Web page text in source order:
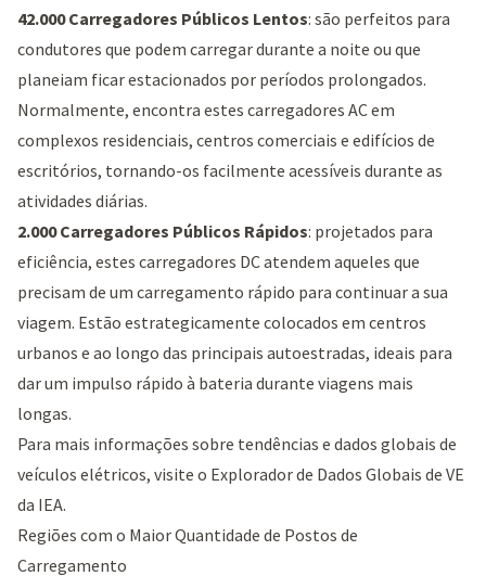
42.000 Carregadores Públicos Lentos: são perfeitos para
condutores que podem carregar durante a noite ou que
planeiam ficar estacionados por períodos prolongados.
Normalmente, encontra estes carregadores AC em
complexos residenciais, centros comerciais e edifícios de
escritórios, tornando-os facilmente acessíveis durante as
atividades diárias.
2.000 Carregadores Públicos Rápidos: projetados para
eficiência, estes carregadores DC atendem aqueles que
precisam de um carregamento rápido para continuar a sua
viagem. Estão estrategicamente colocados em centros
urbanos e ao longo das principais autoestradas, ideais para
dar um impulso rápido à bateria durante viagens mais
longas.
Para mais informações sobre tendências e dados globais de
veículos elétricos, visite o Explorador de Dados Globais de VE
da IEA.
Regiões com o Maior Quantidade de Postos de
Carregamento